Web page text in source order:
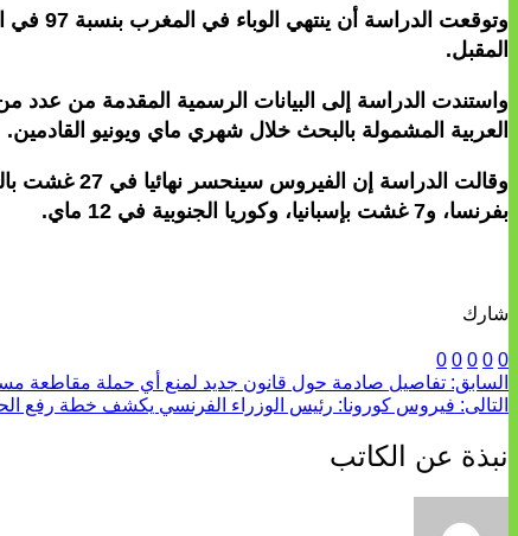
المقبل.
واستندت الدراسة إلى البيانات الرسمية المقدمة من عدد
العربية المشمولة بالبحث خلال شهري ماي ويونيو القادمين.
بفرنسا، و7 غشت بإسبانيا، وكوريا الجنوبية في 12 ماي.
شارك
0
0
0
0
0
السابق: تفاصيل صادمة حول قانون جديد لمنع أي حملة مقاطعة
التالى: فيروس كورونا: رئيس الوزراء الفرنسي يكشف خطة رفع الحجر
نبذة عن الكاتب